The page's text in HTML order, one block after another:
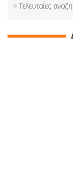
Τελευταίες